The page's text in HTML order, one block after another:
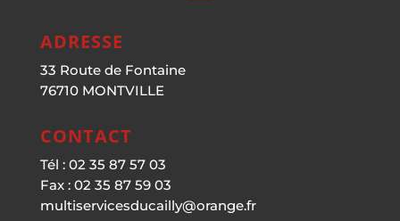
ADRESSE
33 Route de Fontaine
76710 MONTVILLE
CONTACT
Tél : 02 35 87 57 03
Fax : 02 35 87 59 03
multiservicesducailly@orange.fr